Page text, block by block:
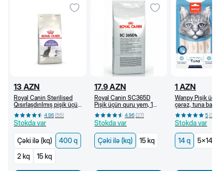
13 AZN
Royal Canin Sterilised
Qısırlaşdırılmış pişik üçün
quru yem, 1 yaşdan, 400
q
4.98(55)
Stokda var
Çəki ilə (kq)
400 q
2 kq
15 kq
17.9AZN
Royal Canin SC365D
Pişik üçün quru yem, 1
yaşdan (kq) 4.96(27)
Stokda var
Çəki ilə (kq) 15 kq
1 AZN
Wanpy Pişik
çərəz, tuna
5(36
Stokda var
14 q 5x14 q